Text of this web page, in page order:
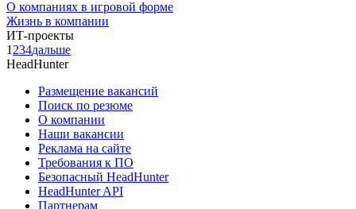
О компаниях в игровой форме
Жизнь в компании
ИТ-проекты
1 234дальше
HeadHunter
Размещение вакансий
Поиск по резюме
О компании
Наши вакансии
Реклама на сайте
Требования к ПО
Безопасный HeadHunter
HeadHunter API
Партнерам